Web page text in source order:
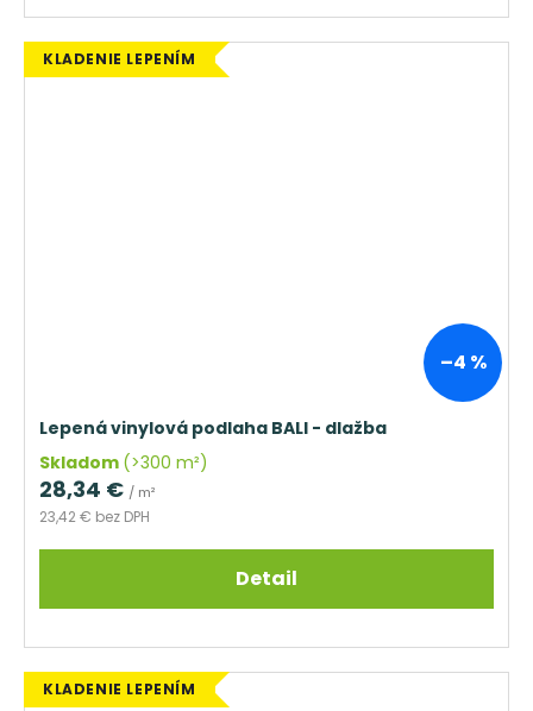
KLADENIE LEPENÍM
–4 %
Lepená vinylová podlaha BALI - dlažba
Skladom (>300 m²)
23,42 € bez DPH
28,34 € / m²
Detail
KLADENIE LEPENÍM